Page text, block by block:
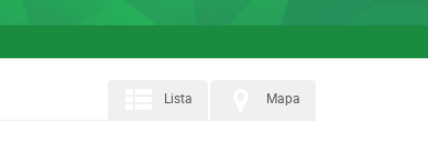
Mapa
Lista